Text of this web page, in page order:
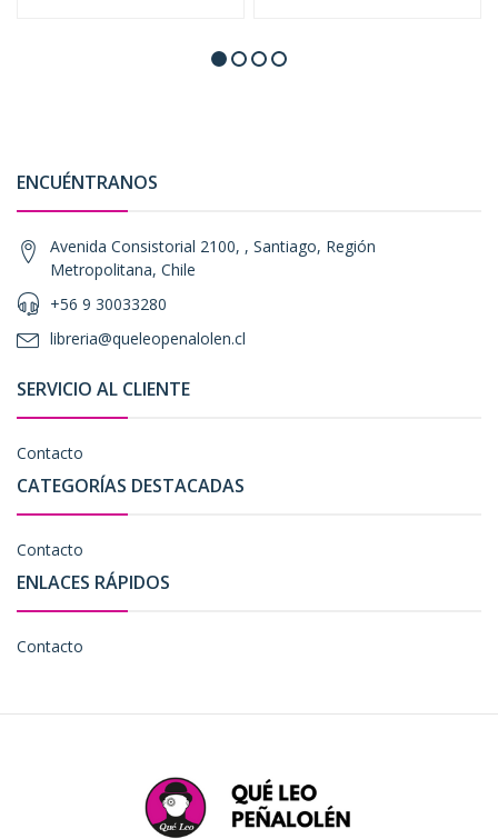
ENCUÉNTRANOS
Avenida Consistorial 2100, , Santiago, Región
Metropolitana, Chile
+56 9 30033280
libreria@queleopenalolen.cl
SERVICIO AL CLIENTE
Contacto
CATEGORÍAS DESTACADAS
Contacto
ENLACES RÁPIDOS
Contacto